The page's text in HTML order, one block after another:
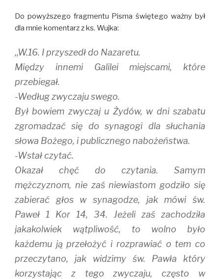
Do powyższego fragmentu Pisma świętego ważny był
dla mnie komentarz z ks. Wujka:
,,W.16. I przyszedł do Nazaretu.
Między innemi Galilei miejscami, które
przebiegał.
-Według zwyczaju swego.
Był bowiem zwyczaj u Żydów, w dni szabatu
zgromadzać się do synagogi dla słuchania
słowa Bożego, i publicznego nabożeństwa.
-Wstał czytać.
Okazał chęć do czytania. Samym
mężczyznom, nie zaś niewiastom godziło się
zabierać głos w synagodze, jak mówi św.
Paweł 1 Kor 14, 34. Jeżeli zaś zachodziła
jakakolwiek wątpliwość, to wolno było
każdemu ją przełożyć i rozprawiać o tem co
przeczytano, jak widzimy św. Pawła który
korzystając z tego zwyczaju, często w